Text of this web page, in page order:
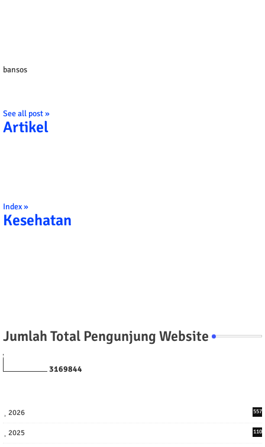
bansos
See all post »
Artikel
Index »
Kesehatan
Jumlah Total Pengunjung Website
3169844
2026 557
2025
110